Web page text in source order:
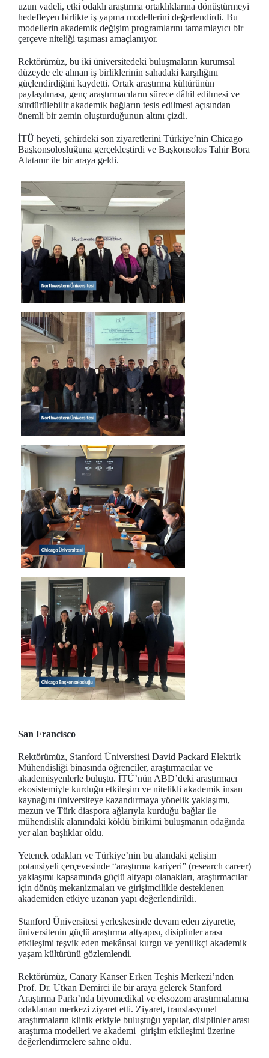
uzun vadeli, etki odaklı araştırma ortaklıklarına dönüştürmeyi
hedefleyen birlikte iş yapma modellerini değerlendirdi. Bu
modellerin akademik değişim programlarını tamamlayıcı bir
çerçeve niteliği taşıması amaçlanıyor.
Rektörümüz, bu iki üniversitedeki buluşmaların kurumsal
düzeyde ele alınan iş birliklerinin sahadaki karşılığını
güçlendirdiğini kaydetti. Ortak araştırma kültürünün
paylaşılması, genç araştırmacıların sürece dâhil edilmesi ve
sürdürülebilir akademik bağların tesis edilmesi açısından
önemli bir zemin oluşturduğunun altını çizdi.
İTÜ heyeti, şehirdeki son ziyaretlerini Türkiye’nin Chicago
Başkonsolosluğuna gerçekleştirdi ve Başkonsolos Tahir Bora
Atatanır ile bir araya geldi.
San Francisco
Rektörümüz, Stanford Üniversitesi David Packard Elektrik
Mühendisliği binasında öğrenciler, araştırmacılar ve
akademisyenlerle buluştu. İTÜ’nün ABD’deki araştırmacı
ekosistemiyle kurduğu etkileşim ve nitelikli akademik insan
kaynağını üniversiteye kazandırmaya yönelik yaklaşımı,
mezun ve Türk diaspora ağlarıyla kurduğu bağlar ile
mühendislik alanındaki köklü birikimi buluşmanın odağında
yer alan başlıklar oldu.
Yetenek odakları ve Türkiye’nin bu alandaki gelişim
potansiyeli çerçevesinde “araştırma kariyeri” (research career)
yaklaşımı kapsamında güçlü altyapı olanakları, araştırmacılar
için dönüş mekanizmaları ve girişimcilikle desteklenen
akademiden etkiye uzanan yapı değerlendirildi.
Stanford Üniversitesi yerleşkesinde devam eden ziyarette,
üniversitenin güçlü araştırma altyapısı, disiplinler arası
etkileşimi teşvik eden mekânsal kurgu ve yenilikçi akademik
yaşam kültürünü gözlemlendi.
Rektörümüz, Canary Kanser Erken Teşhis Merkezi’nden
Prof. Dr. Utkan Demirci ile bir araya gelerek Stanford
Araştırma Parkı’nda biyomedikal ve eksozom araştırmalarına
odaklanan merkezi ziyaret etti. Ziyaret, translasyonel
araştırmaların klinik etkiyle buluştuğu yapılar, disiplinler arası
araştırma modelleri ve akademi–girişim etkileşimi üzerine
değerlendirmelere sahne oldu.